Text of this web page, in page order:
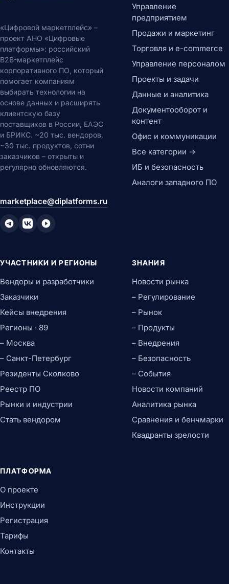
«Цифровой маркетплейс» –
проект АНО «Цифровые
платформы»: российский
B2B-маркетплейс
корпоративного ПО, который
помогает компаниям
выбирать технологии на
основе данных и расширять
клиентскую базу
поставщиков в России, ЕАЭС
и БРИКС. ~20 тыс. вендоров,
~30 тыс. продуктов, сотни
заказчиков – открыты и
регулярно обновляются.
marketplace@diplatforms.ru
Управление
предприятием
Продажи и маркетинг
Торговля и e-commerce
Управление персоналом
Проекты и задачи
Данные и аналитика
Документооборот и
контент
Офис и коммуникации
Все категории →
ИБ и безопасность
Аналоги западного ПО
УЧАСТНИКИ И РЕГИОНЫ
Вендоры и разработчики
Заказчики
Кейсы внедрения
Регионы · 89
– Москва
– Санкт-Петербург
Резиденты Сколково
Реестр ПО
Рынки и индустрии
Стать вендором
ЗНАНИЯ
Новости рынка
– Регулирование
– Рынок
– Продукты
– Внедрения
– Безопасность
– События
Новости компаний
Аналитика рынка
Сравнения и бенчмарки
Квадранты зрелости
ПЛАТФОРМА
О проекте
Инструкции
Регистрация
Тарифы
Контакты